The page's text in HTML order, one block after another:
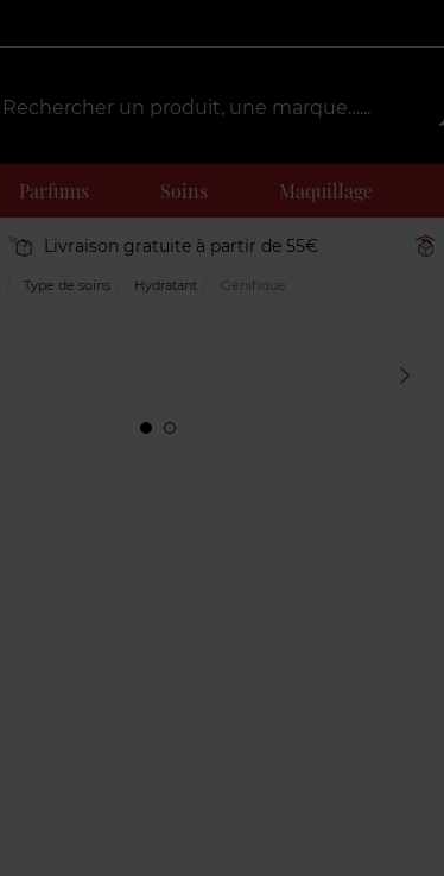
Parfums Soins Maquillage
Livraison gratuite à partir de 55€
Type de soins Hydratant Génifique